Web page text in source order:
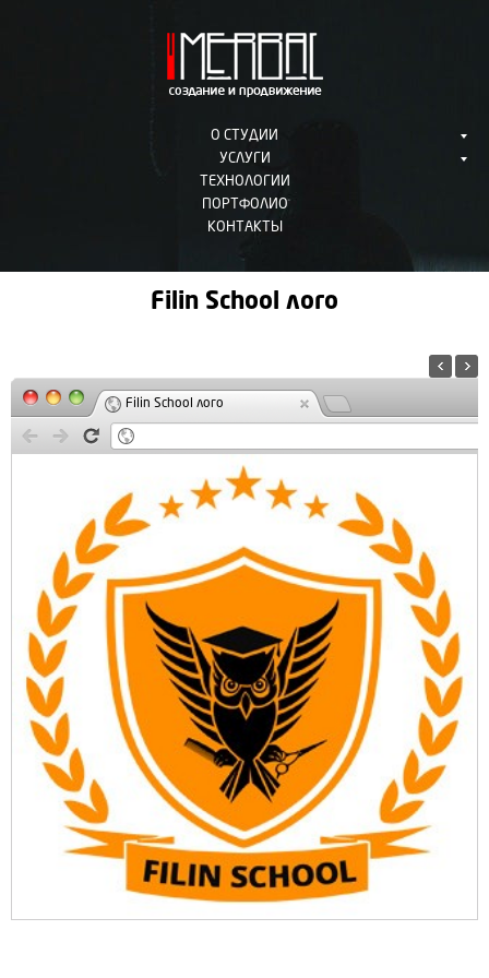
О СТУДИИ
УСЛУГИ
ТЕХНОЛОГИИ
ПОРТФОЛИО
КОНТАКТЫ
Filin School лого
Filin School лого